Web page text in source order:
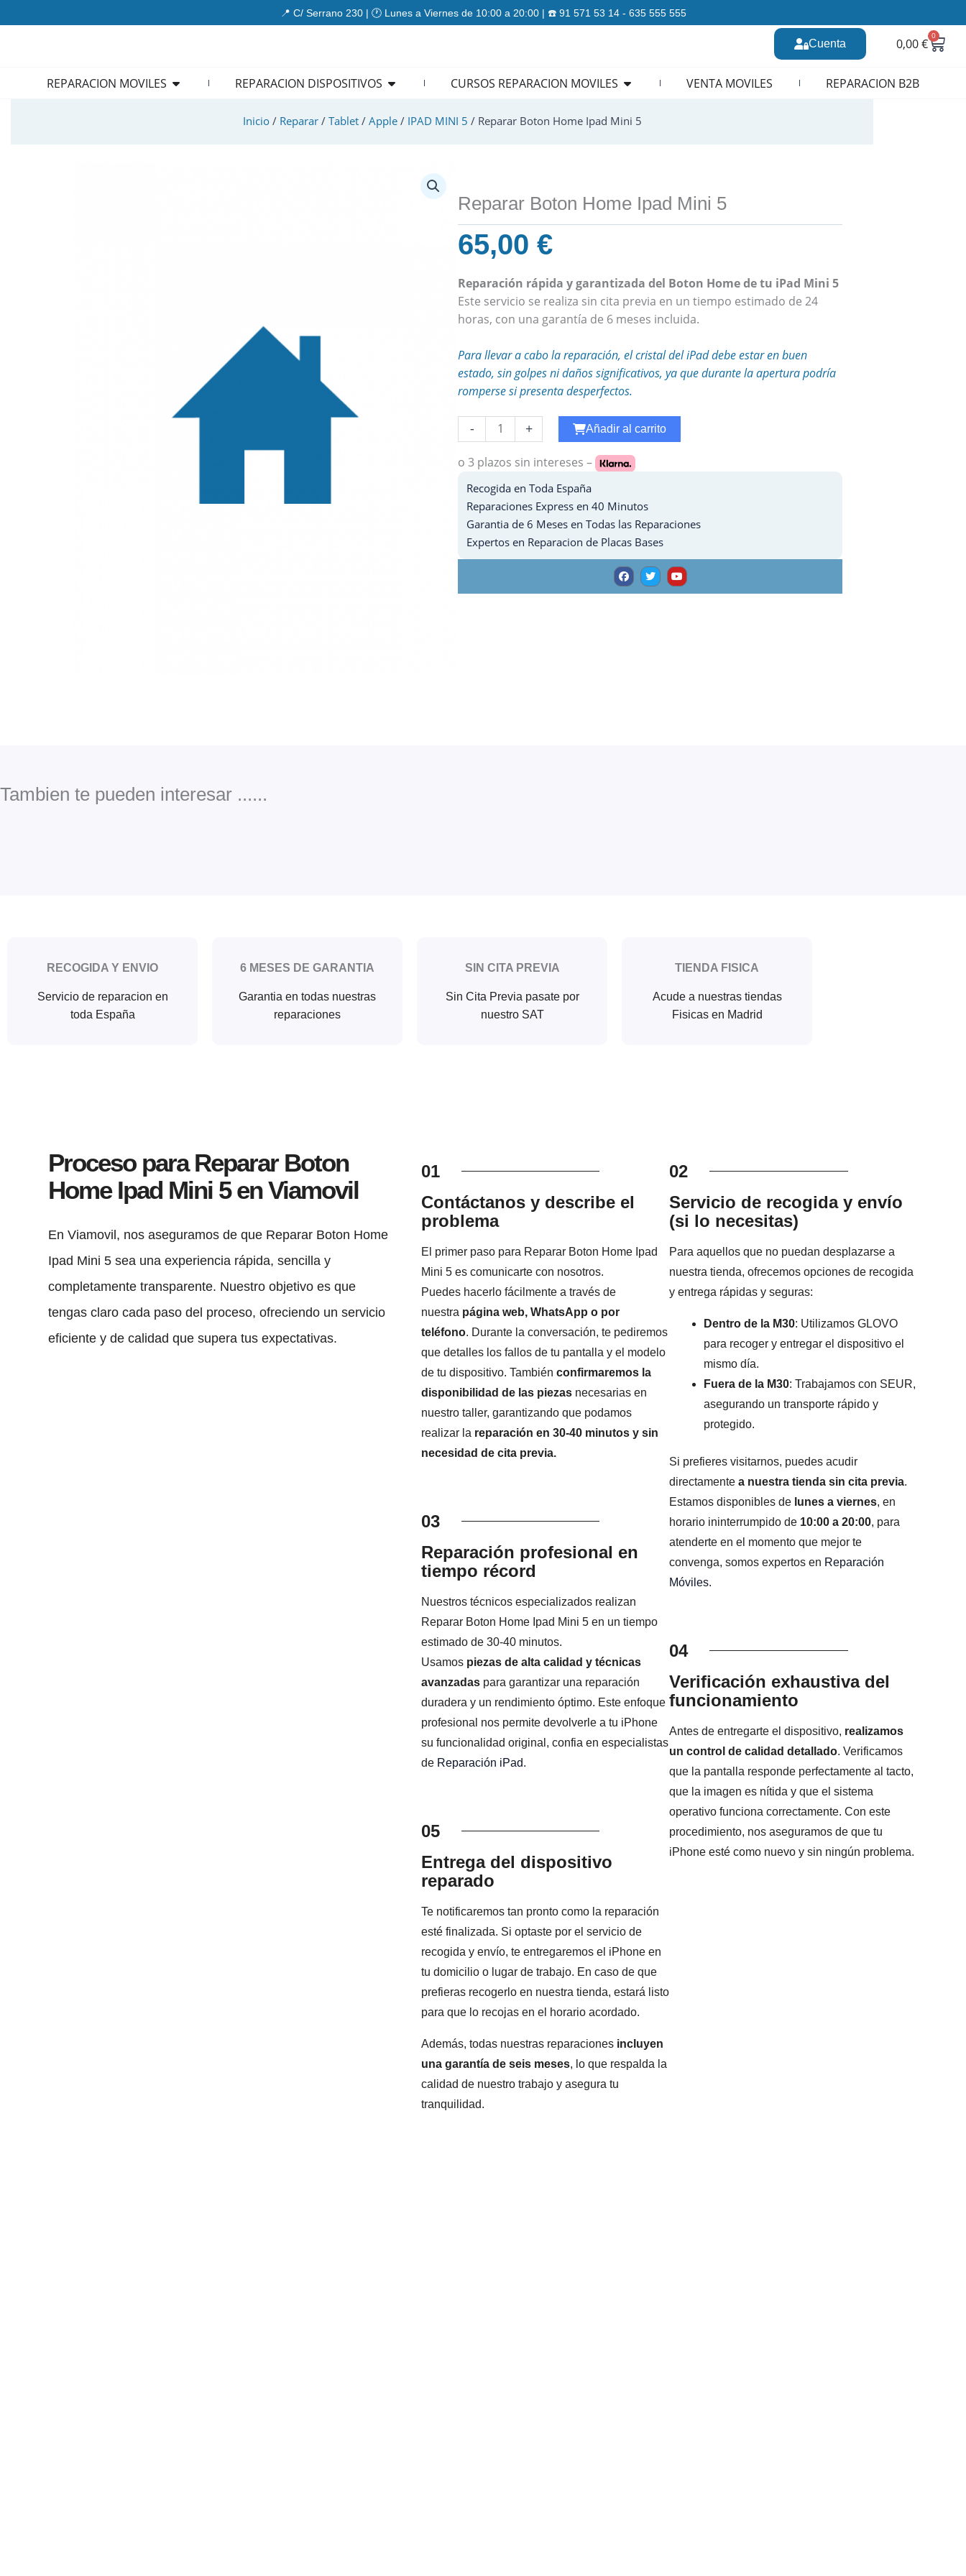
al
📍 C/ Serrano 230 | 🕐 Lunes a Viernes de 10:00 a 20:00 | ☎️ 91 571 53 14 - 635 555 555
Cuenta 0,00€
0
REPARACION MOVILES Open REPARACION MOVILES
REPARACION DISPOSITIVOS Open REPARACION DISPOSITIVOS
CURSOS REPARACION MOVILES Open CURSOS REPARACION MOVILES
VENTA MOVILES REPARACION B2B
Inicio/ Reparar/ Tablet/ Apple/ IPAD MINI 5 / Reparar Boton Home Ipad Mini 5
Reparar Boton Home Ipad Mini 5
65,00 €
Reparación rápida y garantizada del Boton Home de tu iPad Mini 5
Este servicio se realiza sin cita previa en un tiempo estimado de 24
horas, con una garantía de 6 meses incluida.
Para llevar a cabo la reparación, el cristal del iPad debe estar en buen
estado, sin golpes ni daños significativos, ya que durante la apertura podría
romperse si presenta desperfectos.
-
Reparar
Bluetooth
Ipad
2019
cantidad
+ Añadir al carrito
o 3 plazos sin intereses –
Recogida en Toda España
Reparaciones Express en 40 Minutos
Garantia de 6 Meses en Todas las Reparaciones
Expertos en Reparacion de Placas Bases
F
a
c
e
T
w
i
t
Y
o
u
t
Tambien te pueden interesar ......
RECOGIDA Y ENVIO
Servicio de reparacion en
toda España
6 MESES DE GARANTIA
Garantia en todas nuestras
reparaciones
SIN CITA PREVIA
Sin Cita Previa pasate por
nuestro SAT
TIENDA FISICA
Acude a nuestras tiendas
Fisicas en Madrid
Proceso para Reparar Boton
Home Ipad Mini 5 en Viamovil
En Viamovil, nos aseguramos de que Reparar Boton Home
Ipad Mini 5 sea una experiencia rápida, sencilla y
completamente transparente. Nuestro objetivo es que
tengas claro cada paso del proceso, ofreciendo un servicio
eficiente y de calidad que supera tus expectativas.
01
Contáctanos y describe el
problema
El primer paso para Reparar Boton Home Ipad
Mini 5 es comunicarte con nosotros.
Puedes hacerlo fácilmente a través de
nuestra página web, WhatsApp o por
teléfono. Durante la conversación, te pediremos
que detalles los fallos de tu pantalla y el modelo
de tu dispositivo. También confirmaremos la
disponibilidad de las piezasnecesarias en
nuestro taller, garantizando que podamos
realizar la reparación en 30-40 minutos y sin
necesidad de cita previa.
03
Reparación profesional en
tiempo récord
Nuestros técnicos especializados realizan
Reparar Boton Home Ipad Mini 5 en un tiempo
estimado de 30-40 minutos.
Usamos piezas de alta calidad y técnicas
avanzadaspara garantizar una reparación
duradera y un rendimiento óptimo. Este enfoque
profesional nos permite devolverle a tu iPhone
su funcionalidad original, confia en especialistas
de Reparación iPad.
05
Entrega del dispositivo
reparado
Te notificaremos tan pronto como la reparación
esté finalizada. Si optaste por el servicio de
recogida y envío, te entregaremos el iPhone en
tu domicilio o lugar de trabajo. En caso de que
prefieras recogerlo en nuestra tienda, estará listo
para que lo recojas en el horario acordado.
Además, todas nuestras reparaciones incluyen
una garantía de seis meses, lo que respalda la
calidad de nuestro trabajo y asegura tu
tranquilidad.
02
Servicio de recogida y envío
(si lo necesitas)
Para aquellos que no puedan desplazarse a
nuestra tienda, ofrecemos opciones de recogida
y entrega rápidas y seguras:
Dentro de la M30: Utilizamos GLOVO
para recoger y entregar el dispositivo el
mismo día.
Fuera de la M30: Trabajamos con SEUR,
asegurando un transporte rápido y
protegido.
Si prefieres visitarnos, puedes acudir
directamentea nuestra tienda sin cita previa.
Estamos disponibles de lunes a viernes, en
horario ininterrumpido de 10:00 a 20:00, para
atenderte en el momento que mejor te
convenga, somos expertos en Reparación
Móviles.
04
Verificación exhaustiva del
funcionamiento
Antes de entregarte el dispositivo, realizamos
un control de calidad detallado. Verificamos
que la pantalla responde perfectamente al tacto,
que la imagen es nítida y que el sistema
operativo funciona correctamente. Con este
procedimiento, nos aseguramos de que tu
iPhone esté como nuevo y sin ningún problema.